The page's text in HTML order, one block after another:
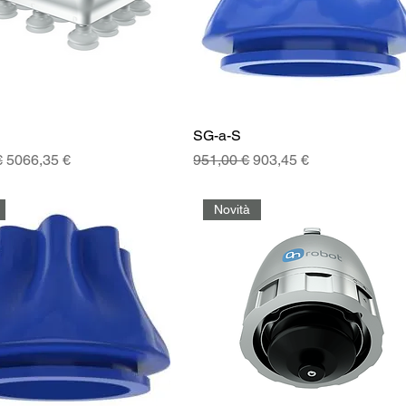
Prezzo scontato
5066,35 €
SG-a-S
Prezzo regolare
951,00 €Prezzo scontato
903,45 €
Novità